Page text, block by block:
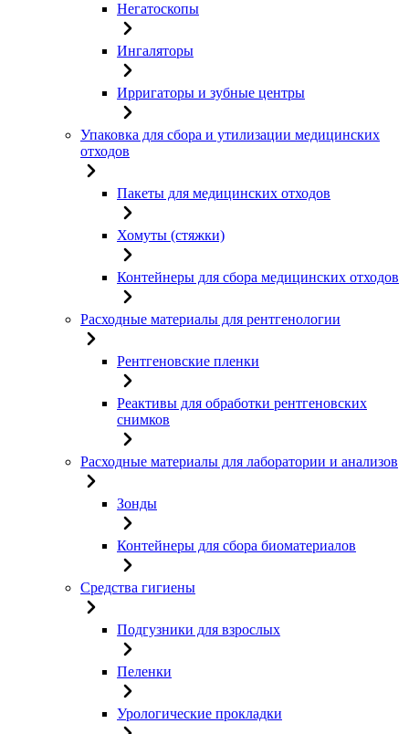
Негатоскопы
Ингаляторы
Ирригаторы и зубные центры
Упаковка для сбора и утилизации медицинских
отходов
Пакеты для медицинских отходов
Хомуты (стяжки)
Контейнеры для сбора медицинских отходов
Расходные материалы для рентгенологии
Рентгеновские пленки
Реактивы для обработки рентгеновских
снимков
Расходные материалы для лаборатории и анализов
Зонды
Контейнеры для сбора биоматериалов
Средства гигиены
Подгузники для взрослых
Пеленки
Урологические прокладки